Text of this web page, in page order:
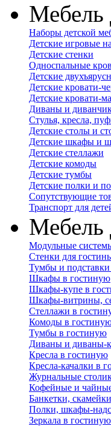
Мебель
Наборы детской
Детские игровые
Детские стенки
Односпальные
Детские
Детские кровати-
Детские кровати-
Диваны и
Стулья, кресла,
Детские столы и
Детские шкафы и
Детские стеллажи
Детские комоды
Детские тумбы
Детские полки и
Сопутствующие
Транспорт для
Мебель
Модульные
Стенки для
Тумбы и
Шкафы в гостиную
Шкафы-купе в
Шкафы-витрины,
Стеллажи в
Комоды в
Тумбы в гостиную
Диваны и диваны-
Кресла в гостиную
Кресла-качалки в
Журнальные
Кофейные и
Банкетки,
Полки, шкафы-
Зеркала в гостиную